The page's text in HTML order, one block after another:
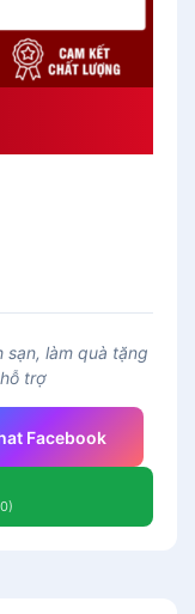
sạn, làm quà tặng
trợ
Facebook